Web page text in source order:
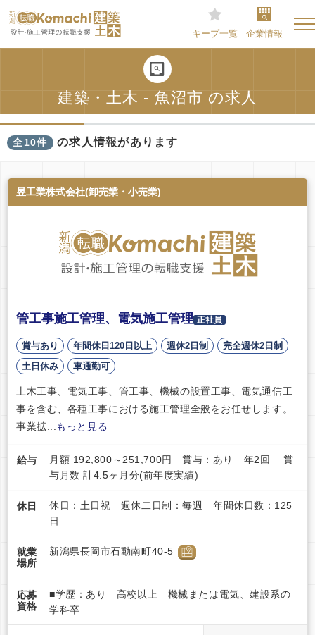
キープ一覧 企業情報
建築・土木 - 魚沼市 の求人
全10件 の求人情報があります
昱工業株式会社(卸売業・小売業)
管工事施工管理、電気施工管理 正社員
賞与あり 年間休日120日以上 週休2日制
完全週休2日制
土日休み
車通勤可
土木工事、電気工事、管工事、機械の設置工事、電気通信工
事を含む、各種工事における施工管理全般をお任せします。
事業拡...もっと見る
給与
月額 192,800～251,700円 賞与：あり 年2回 賞
与月数 計4.5ヶ月分(前年度実績)
休日
休日：土日祝 週休二日制：毎週 年間休日数：125
日
就業
場所
新潟県長岡市石動南町40-5
応募
資格
■学歴：あり 高校以上 機械または電気、建設系の
学科卒